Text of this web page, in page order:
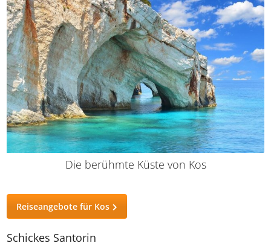
Die berühmte Küste von Kos
Reiseangebote für Kos
Schickes Santorin